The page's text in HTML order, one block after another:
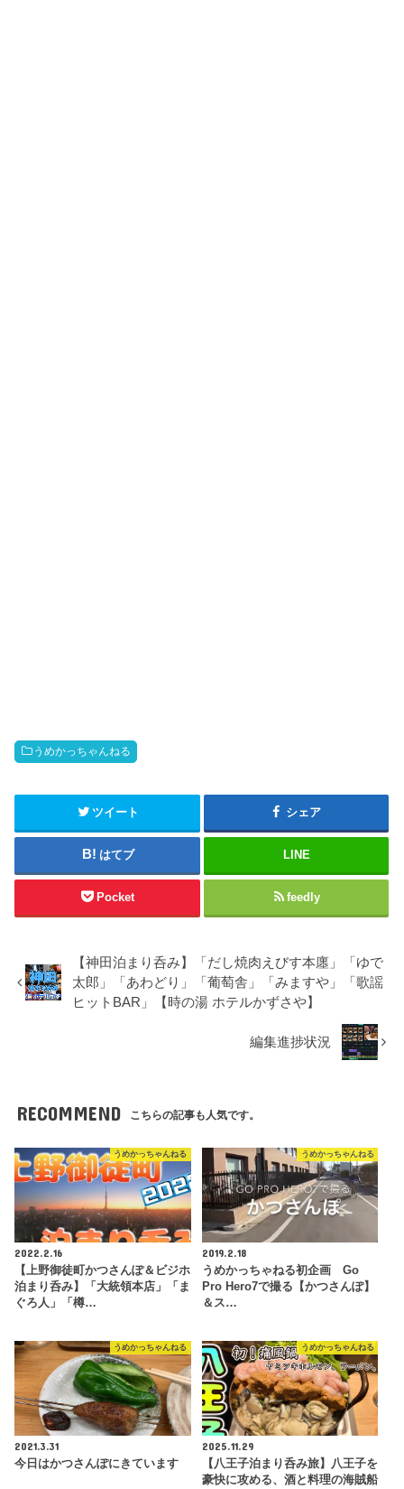
うめかっちゃんねる
ツイート シェア
はてブ LINE
Pocket feedly
【神田泊まり呑み】「だし焼肉えびす本廛」「ゆで
太郎」「あわどり」「葡萄舎」「みますや」「歌謡
ヒットBAR」【時の湯 ホテルかずさや】
編集進捗状況
RECOMMEND こちらの記事も人気です。
うめかっちゃんねる
2022.2.16
【上野御徒町かつさんぽ＆ビジホ
泊まり呑み】「大統領本店」「ま
ぐろ人」「樽…
うめかっちゃんねる
2019.2.18
うめかっちゃねる初企画 Go
Pro Hero7で撮る【かつさんぽ】
＆ス…
うめかっちゃんねる
2021.3.31
今日はかつさんぽにきています
うめかっちゃんねる
2025.11.29
【八王子泊まり呑み旅】八王子を
豪快に攻める、酒と料理の海賊船